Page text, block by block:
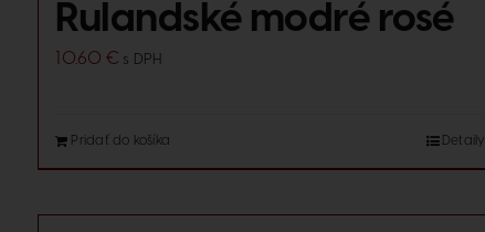
Rulandské modré rosé
10.60 € s DPH
Pridať do košíka Detaily